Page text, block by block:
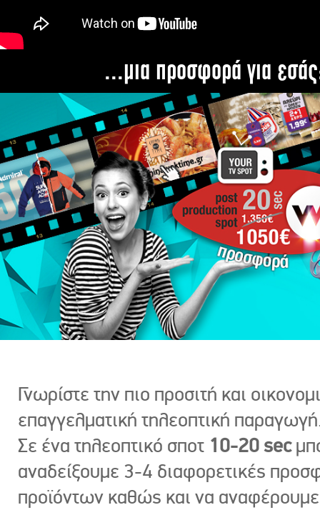
...μια προσφορά για
Γνωρίστε την πιο προσιτή και
επαγγελματική τηλεοπτική
Σε ένα τηλεοπτικό σποτ 10-20 sec
αναδείξουμε 3-4 διαφορετικές
προϊόντων καθώς και να